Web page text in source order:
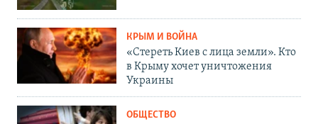
КРЫМ И ВОЙНА
«Стереть Киев с лица земли». Кто
в Крыму хочет уничтожения
Украины
ОБЩЕСТВО